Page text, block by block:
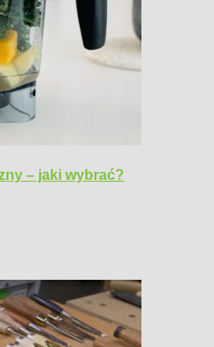
– jaki wybrać?